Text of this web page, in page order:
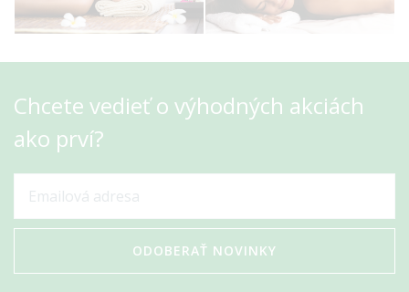
Chcete vedieť o výhodných akciách
ako prví?
ODOBERAŤ NOVINKY